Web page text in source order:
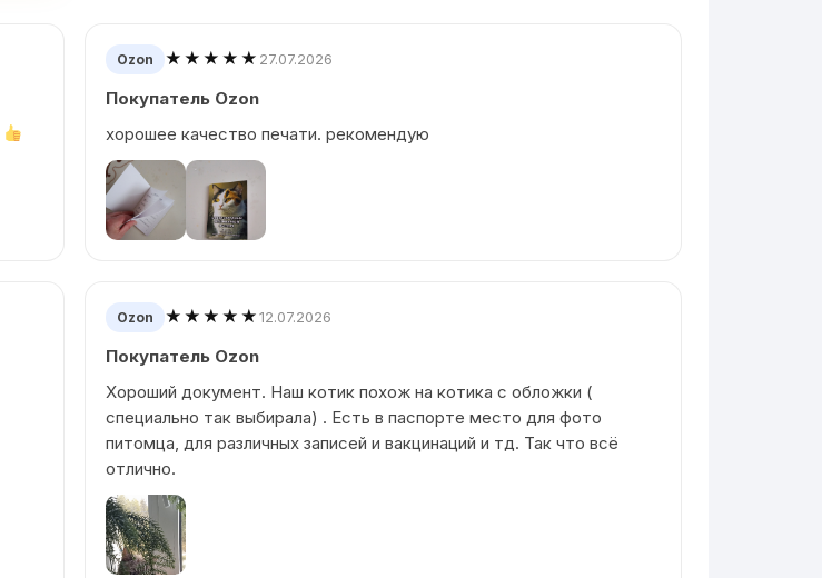
Ozon ★★★★★ 27.07.2026
Покупатель Ozon
хорошее качество печати. рекомендую
Ozon ★★★★★12.07.2026
Покупатель Ozon
Хороший документ. Наш котик похож на котика с обложки (
специально так выбирала) . Есть в паспорте место для фото
питомца, для различных записей и вакцинаций и тд. Так что всё
отлично.